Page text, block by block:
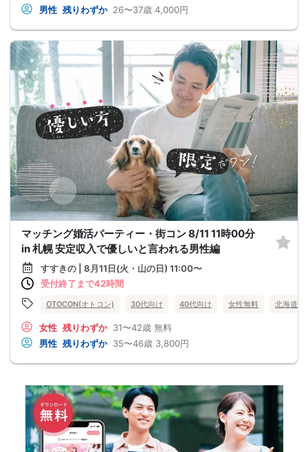
男性 残りわずか 26〜37歳 4,000円
マッチング婚活パーティー・街コン 8/11 11時00分
in 札幌 安定収入で優しいと言われる男性編
すすきの | 8月11日(火・山の日) 11:00〜
受付終了まで42時間
OTOCON(オトコン) 30代向け 40代向け 女性無料 北海道
女性 残りわずか 31〜42歳 無料
男性 残りわずか 35〜46歳 3,800円